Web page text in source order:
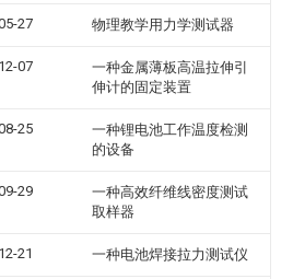
27 物理教学用力学测试器
07
一种金属薄板高温拉伸引
伸计的固定装置
25
一种锂电池工作温度检测
的设备
29
一种高效纤维线密度测试
取样器
21 一种电池焊接拉力测试仪